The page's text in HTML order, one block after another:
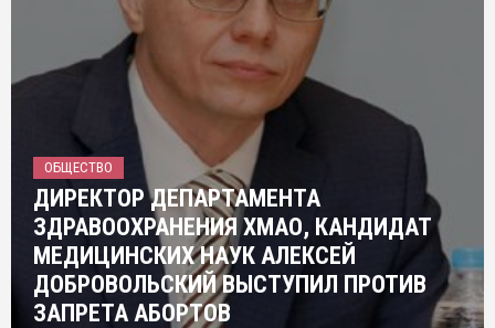
ОБЩЕСТВО
ДИРЕКТОР ДЕПАРТАМЕНТА
ЗДРАВООХРАНЕНИЯ ХМАО, КАНДИДАТ
МЕДИЦИНСКИХ НАУК АЛЕКСЕЙ
ДОБРОВОЛЬСКИЙ ВЫСТУПИЛ ПРОТИВ
ЗАПРЕТА АБОРТОВ